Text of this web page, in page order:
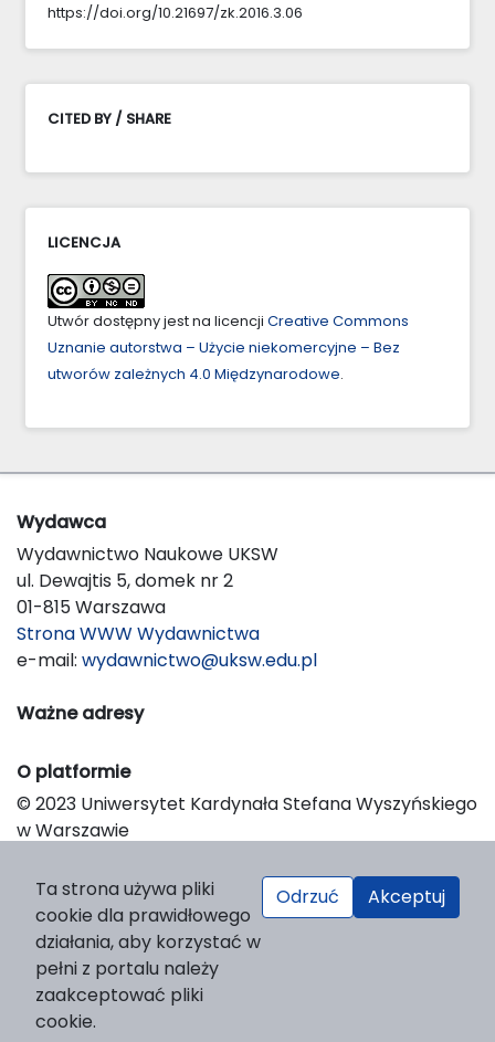
https://doi.org/10.21697/zk.2016.3.06
CITED BY / SHARE
LICENCJA
Utwór dostępny jest na licencji Creative Commons
Uznanie autorstwa – Użycie niekomercyjne – Bez
utworów zależnych 4.0 Międzynarodowe.
Wydawca
Wydawnictwo Naukowe UKSW
ul. Dewajtis 5, domek nr 2
01-815 Warszawa
Strona WWW Wydawnictwa
e-mail: wydawnictwo@uksw.edu.pl
Ważne adresy
O platformie
© 2023 Uniwersytet Kardynała Stefana Wyszyńskiego
w Warszawie
Platform & Workflow by OJS/PKP
Ta strona używa pliki
cookie dla prawidłowego
działania, aby korzystać w
pełni z portalu należy
zaakceptować pliki
cookie.
Odrzuć Akceptuj